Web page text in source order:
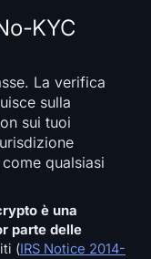
KYC
La verifica
sulla
sui tuoi
qualsiasi
è una
parte delle
(IRS Notice 2014-